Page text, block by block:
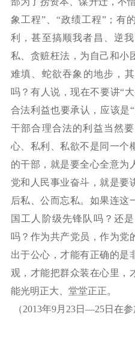
象工程”、“政绩工程”；有
利，甚至搞顺我者昌、逆
私、贪赃枉法，为自己和小
难填、蛇欲吞象的地步，
吗？有人说，现在不要讲“
合法利益也要承认，应该是
干部合理合法的利益当然
心、私利、私欲不是同一个
的干部，就是要全心全意为
党和人民事业奋斗，就是要
后私、公而忘私。如果连这
国工人阶级先锋队吗？还
吗？作为共产党员，作为党
出于公心，才能有正确的是
观，才能把群众装在心里，
能光明正大、堂堂正正。
（2013年9月23日—25日在